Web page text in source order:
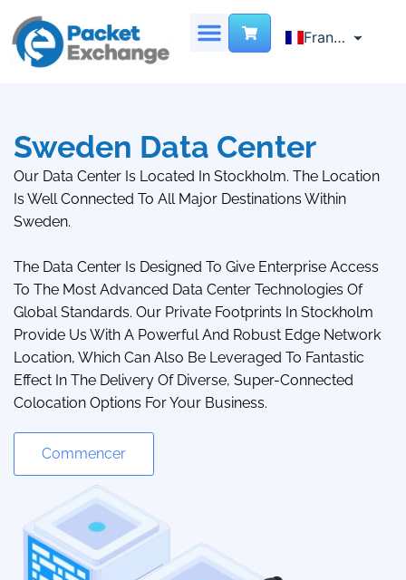
French
Français
Sweden Data Center
Our Data Center Is Located In Stockholm. The Location
Is Well Connected To All Major Destinations Within
Sweden.
The Data Center Is Designed To Give Enterprise Access
To The Most Advanced Data Center Technologies Of
Global Standards. Our Private Footprints In Stockholm
Provide Us With A Powerful And Robust Edge Network
Location, Which Can Also Be Leveraged To Fantastic
Effect In The Delivery Of Diverse, Super-Connected
Colocation Options For Your Business.
Commencer